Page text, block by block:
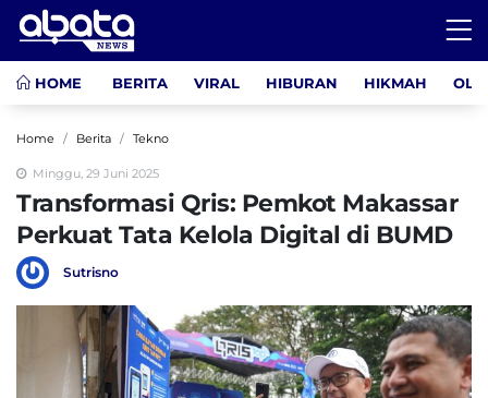
HOME BERITA VIRAL HIBURAN HIKMAH
Home Berita Tekno
Minggu, 29 Juni 2025
Transformasi Qris: Pemkot Makassar
Perkuat Tata Kelola Digital di BUMD
Sutrisno